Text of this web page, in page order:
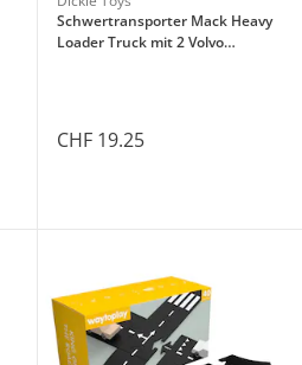
Schwertransporter Mack Heavy
Loader Truck mit 2 Volvo
CHF 19.25